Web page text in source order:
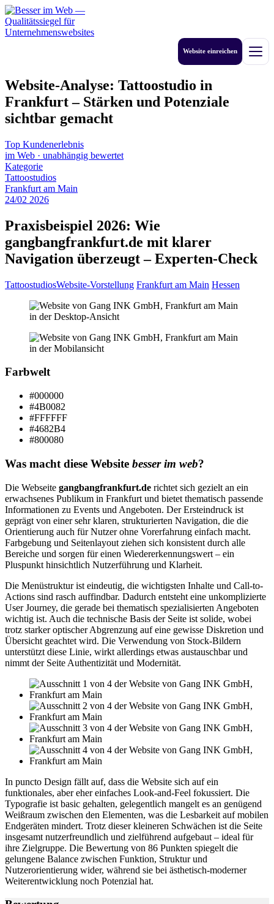
Zum
Inhalt
springen
Website einreichen Menü
Website-Analyse: Tattoostudio in
Frankfurt – Stärken und Potenziale
sichtbar gemacht
Top Kundenerlebnis
im Web · unabhängig bewertet
Kategorie
Tattoostudios
Frankfurt am Main
24/02 2026
Praxisbeispiel 2026: Wie
gangbangfrankfurt.de mit klarer
Navigation überzeugt – Experten-Check
TattoostudiosWebsite-Vorstellung Frankfurt am Main Hessen
Farbwelt
#000000
#4B0082
#FFFFFF
#4682B4
#800080
Was macht diese Website besser im web?
Die Webseite gangbangfrankfurt.de richtet sich gezielt an ein
erwachsenes Publikum in Frankfurt und bietet thematisch passende
Informationen zu Events und Angeboten. Der Ersteindruck ist
geprägt von einer sehr klaren, strukturierten Navigation, die die
Orientierung auch für Nutzer ohne Vorerfahrung einfach macht.
Farbgebung und Seitenlayout ziehen sich konsistent durch alle
Bereiche und sorgen für einen Wiedererkennungswert – ein
Pluspunkt hinsichtlich Nutzerführung und Klarheit.
Die Menüstruktur ist eindeutig, die wichtigsten Inhalte und Call-to-
Actions sind rasch auffindbar. Dadurch entsteht eine unkomplizierte
User Journey, die gerade bei thematisch spezialisierten Angeboten
wichtig ist. Auch die technische Basis der Seite ist solide, wobei
trotz starker optischer Abgrenzung auf eine gewisse Diskretion und
Übersicht geachtet wird. Die Verwendung von Stock-Bildern
unterstützt diese Linie, wirkt allerdings etwas austauschbar und
nimmt der Seite Authentizität und Modernität.
In puncto Design fällt auf, dass die Website sich auf ein
funktionales, aber eher einfaches Look-and-Feel fokussiert. Die
Typografie ist basic gehalten, gelegentlich mangelt es an genügend
Weißraum zwischen den Elementen, was die Lesbarkeit auf mobilen
Endgeräten mindert. Trotz dieser kleineren Schwächen ist die Seite
insgesamt nutzerfreundlich und zielführend aufgebaut – ideal für
ihre Zielgruppe. Die Bewertung von 86 Punkten spiegelt die
gelungene Balance zwischen Funktion, Struktur und
Nutzerorientierung wider, während sie bei ästhetisch-moderner
Weiterentwicklung noch Potenzial hat.